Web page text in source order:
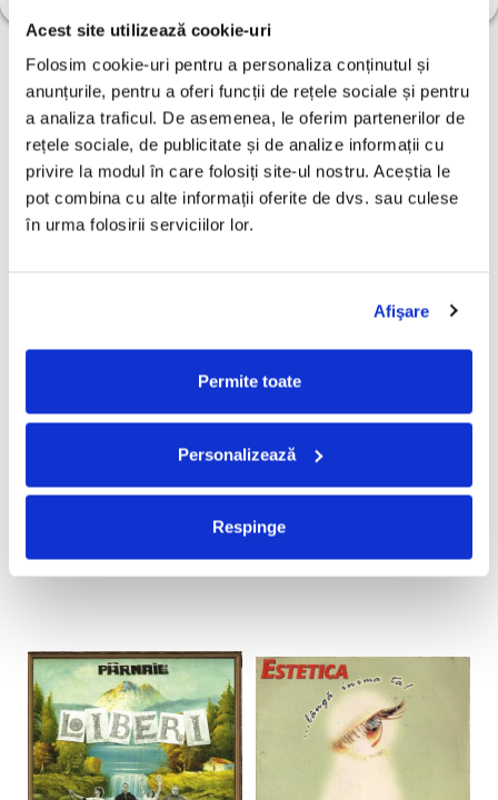
Acest site utilizează cookie-uri
Folosim cookie-uri pentru a personaliza conținutul și
anunțurile, pentru a oferi funcții de rețele sociale și pentru
a analiza traficul. De asemenea, le oferim partenerilor de
rețele sociale, de publicitate și de analize informații cu
privire la modul în care folosiți site-ul nostru. Aceștia le
pot combina cu alte informații oferite de dvs. sau culese
în urma folosirii serviciilor lor.
Afişare
Permite toate
Personalizează
Respinge
ADAUGA IN COS
(CD)
60,00 Lei
ADAUGA IN COS